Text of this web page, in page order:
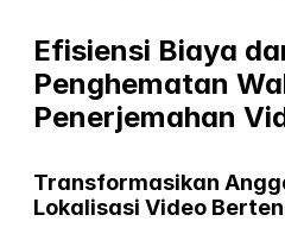
Efisiensi Biaya
Penghematan
Penerjemahan
Transformasikan
Lokalisasi Video